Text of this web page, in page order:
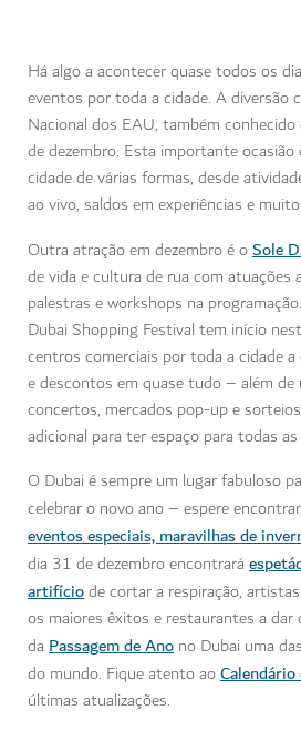
Há algo a acontecer quase todos os
eventos por toda a cidade. A diversão
Nacional dos EAU, também
de dezembro. Esta importante ocasião
cidade de várias formas, desde
ao vivo, saldos em experiências e
Outra atração em dezembro é oSole
de vida e cultura de rua com atuações
palestras e workshops na
Dubai Shopping Festival tem início
centros comerciais por toda a cidade
e descontos em quase tudo – além
concertos, mercados pop-up e
adicional para ter espaço para todas
O Dubai é sempre um lugar fabuloso
celebrar o novo ano – espere encontrar
eventos especiais, maravilhas de
dia 31 de dezembro encontrará
artifíciode cortar a respiração,
os maiores êxitos e restaurantes a dar
da Passagem de Ano no Dubai uma
do mundo. Fique atento ao
últimas atualizações.